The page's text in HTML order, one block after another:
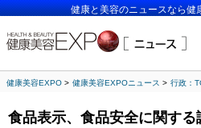
健康と美容のニュースなら健
健康美容EXPO 健康美容EXPOニュース 行政：
食品表示、食品安全に関す